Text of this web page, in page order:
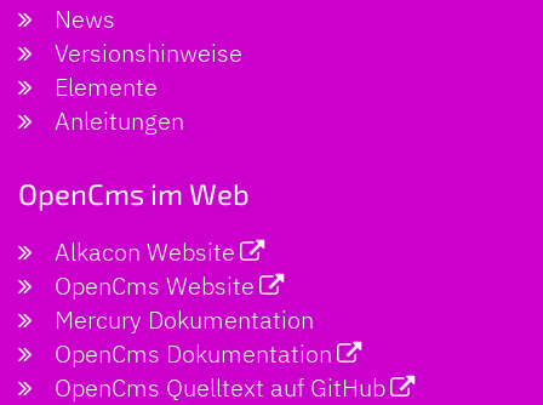
News
Versionshinweise
Elemente
Anleitungen
OpenCms im Web
Alkacon Website
OpenCms Website
Mercury Dokumentation
OpenCms Dokumentation
OpenCms Quelltext auf GitHub